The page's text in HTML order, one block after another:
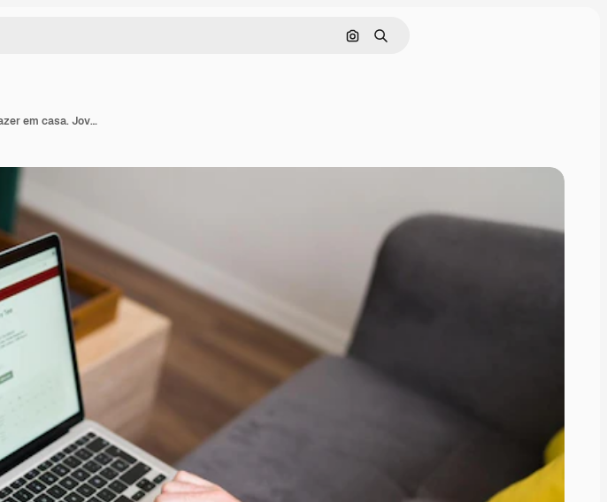
Pesquisar por imagem
Buscar
Homem adulto fazendo compras online durante um dia de lazer em casa. Jovem comprando roupas online